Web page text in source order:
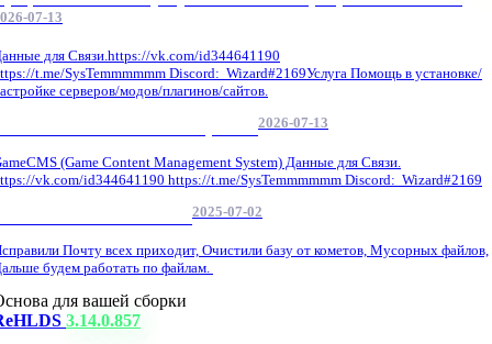
07-13
для Связи.https://vk.com/id344641190
t.me/SysTemmmmmm Discord: Wizard#2169Услуга Помощь в установке/
серверов/модов/плагинов/сайтов.
2026-07-13
(Game Content Management System) Данные для Связи.
vk.com/id344641190 https://t.me/SysTemmmmmm Discord: Wizard#2169
2025-07-02
Почту всех приходит, Очистили базу от кометов, Мусорных файлов,
будем работать по файлам.
для вашей сборки
3.14.0.857